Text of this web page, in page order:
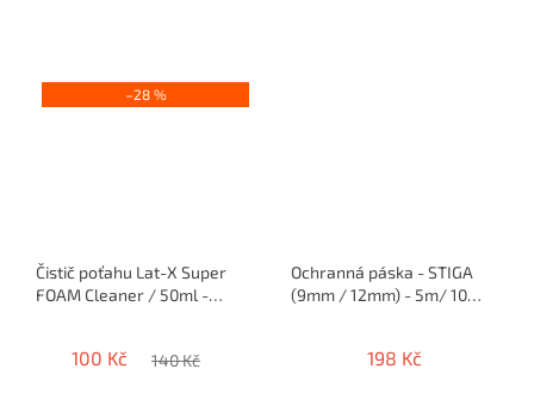
–28 %
Čistič poťahu Lat-X Super
FOAM Cleaner / 50ml -
100 Kč 140 Kč
Ochranná páska - STIGA
(9mm / 12mm) - 5m/ 10
198 Kč